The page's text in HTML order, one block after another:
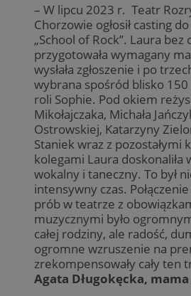
– W lipcu 2023 r. Teatr
Chorzowie ogłosił casting
„School of Rock”. Laura bez
przygotowała wymagany
wysłała zgłoszenie i po
wybrana spośród blisko
roli Sophie. Pod okiem
Mikołajczaka, Michała
Ostrowskiej, Katarzyny
Staniek wraz z pozostałymi
kolegami Laura doskonaliła
wokalny i taneczny. To był
intensywny czas.
prób w teatrze z
muzycznymi było
całej rodziny, ale radość,
ogromne wzruszenie na
zrekompensowały cały ten
Agata Długokęcka,